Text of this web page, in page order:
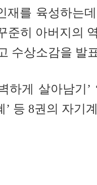
재를 육성하는
준히 아버지의
수상소감을 발
하게 살아남기’
등 8권의 자기